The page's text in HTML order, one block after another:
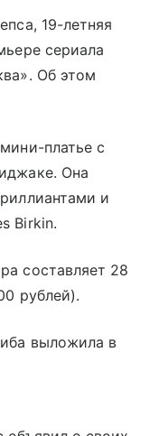
19-летняя
сериала
Об этом
платье с
Она
и
Birkin.
составляет 28
рублей).
выложила в